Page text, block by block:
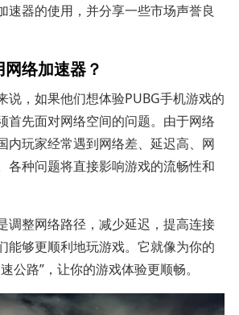
速器的使用，并分享一些市场声誉良
络加速器？
说，如果他们想体验PUBG手机游戏的
首先面对网络空间的问题。由于网络
内玩家经常遇到网络差、延迟高、网
各种问题将直接影响游戏的流畅性和
调整网络路径，减少延迟，提高连接
能够更顺利地玩游戏。它就像为你的
公路”，让你的游戏体验更顺畅。